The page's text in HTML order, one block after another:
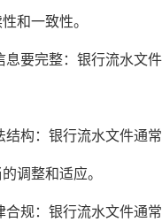
和一致性。
息要完整：银行流水文
结构：银行流水文件通
调整和适应。
合规：银行流水文件通